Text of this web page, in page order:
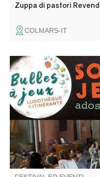
Zuppa di pastori
COLMARS-IT
Découverte de jeux
stratégie, enquête,
par la ludothèque